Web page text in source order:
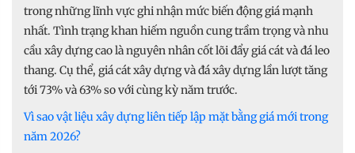
trong những lĩnh vực ghi nhận mức biến động giá mạnh
nhất. Tình trạng khan hiếm nguồn cung trầm trọng và nhu
cầu xây dựng cao là nguyên nhân cốt lõi đẩy giá cát và đá leo
thang. Cụ thể, giá cát xây dựng và đá xây dựng lần lượt tăng
tới 73% và 63% so với cùng kỳ năm trước.
Vì sao vật liệu xây dựng liên tiếp lập mặt bằng giá mới trong
năm 2026?